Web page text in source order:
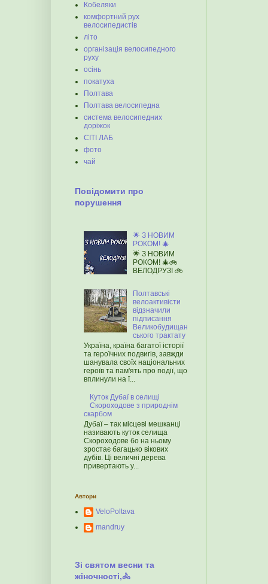
Кобеляки
комфортний рух
велосипедистів
літо
організація велосипедного
руху
осінь
покатуха
Полтава
Полтава велосипедна
система велосипедних
доріжок
СІТІ ЛАБ
фото
чай
Повідомити про
порушення
🌟 З НОВИМ
РОКОМ! 🎄
🌟 З НОВИМ
РОКОМ! 🎄🚲
ВЕЛОДРУЗІ 🚲
Полтавські
велоактивісти
відзначили
підписання
Великобудищан
ського трактату
Україна, країна багатої історії
та героїчних подвигів, завжди
шанувала своїх національних
героїв та пам'ять про події, що
вплинули на ї...
Куток Дубаї в селищі
Скороходове з природнім
скарбом
Дубаї – так місцеві мешканці
називають куток селища
Скороходове бо на ньому
зростає багацько вікових
дубів. Ці величні дерева
привертають у...
Автори
VeloPoltava
mandruy
Зі святом весни та
жіночності,🚴